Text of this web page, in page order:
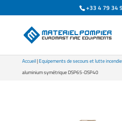
+33 4 79 34
Accueil|Equipements de secours et lutte incendie
aluminium symétrique DSP65-DSP40